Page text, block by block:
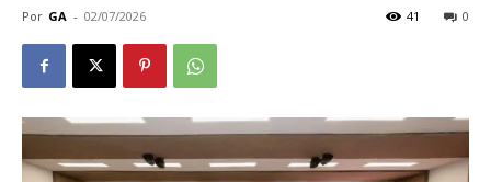
Por GA - 02/07/2026 0
41